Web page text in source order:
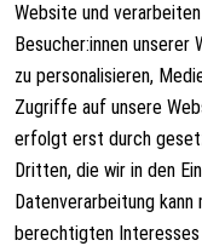
Website und
Besucher:innen unserer
zu personalisieren,
Zugriffe auf unsere
erfolgt erst durch
Dritten, die wir in den
Datenverarbeitung kann
berechtigten
Rechtliches
AGB
Widerrufsrecht
Vertrag widerrufen